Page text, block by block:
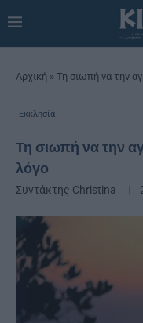
Αρχική » Τη σιωπή να την
Εκκλησία
Τη σιωπή να την
λόγο
Συντάκτης Christina